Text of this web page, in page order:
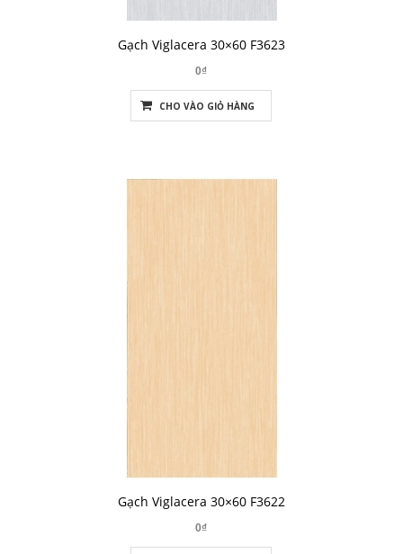
Gạch Viglacera 30×60 F3623
0₫
CHO VÀO GIỎ HÀNG
Gạch Viglacera 30×60 F3622
0₫